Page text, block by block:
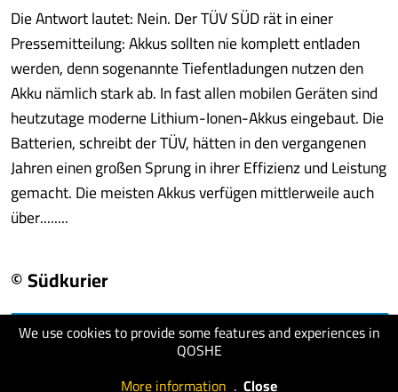
We use cookies to provide some features and experiences in
QOSHE
More information . Close
Die Antwort lautet: Nein. Der TÜV SÜD rät in einer
Pressemitteilung: Akkus sollten nie komplett entladen
werden, denn sogenannte Tiefentladungen nutzen den
Akku nämlich stark ab. In fast allen mobilen Geräten sind
heutzutage moderne Lithium-Ionen-Akkus eingebaut. Die
Batterien, schreibt der TÜV, hätten in den vergangenen
Jahren einen großen Sprung in ihrer Effizienz und Leistung
gemacht. Die meisten Akkus verfügen mittlerweile auch
über........
© Südkurier
visit website